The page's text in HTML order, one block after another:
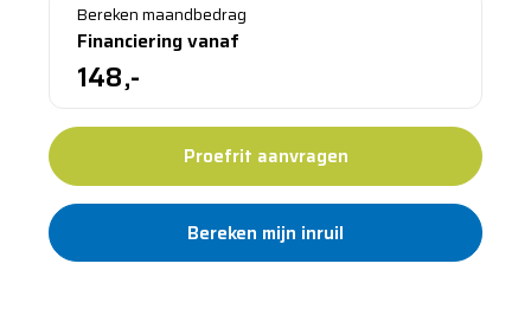
Bereken maandbedrag
Financiering vanaf
148,-
Proefrit aanvragen
Bereken mijn inruil